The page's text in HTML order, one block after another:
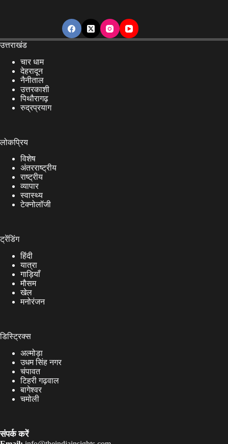
से
शाम
8:00
बजे
तक
कोड
भी
किया
उत्तराखंड
चार धाम
देहरादून
नैनीताल
उत्तरकाशी
पिथौरागढ़
रुद्रप्रयाग
लोकप्रिय
विशेष
अंतरराष्ट्रीय
राष्ट्रीय
व्यापार
स्वास्थ्य
टेक्नोलॉजी
ट्रेंडिंग
हिंदी
यात्रा
गाड़ियाँ
मौसम
खेल
मनोरंजन
डिस्ट्रिक्स
अल्मोड़ा
उधम सिंह नगर
चंपावत
टिहरी गढ़वाल
बागेश्वर
चमोली
संपर्क करें